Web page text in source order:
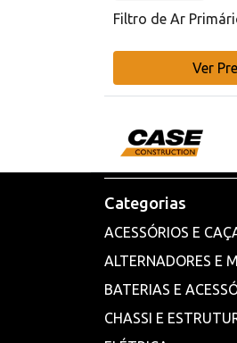
Filtro de Ar
Ver
Categorias
ACESSÓRIOS E
ALTERNADORES E
BATERIAS E
CHASSI E